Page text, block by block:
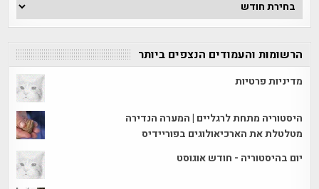
הכתבות
הרשומות והעמודים הנצפים ביותר
מדיניות פרטיות
היסטוריה מתחת לרגליים | המערה הנדירה
מטלטלת את הארכיאולוגים בפוריידיס
יום בהיסטוריה - חודש אוגוסט